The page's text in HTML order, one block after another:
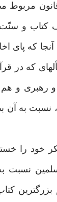
و سنّت
كه پاى
كه در
و هم
نسبت به
خود را
نسبت به
شك قرآن